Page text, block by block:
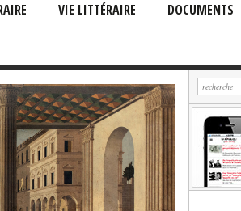
VIE LITTÉRAIRE DOCUMENTS